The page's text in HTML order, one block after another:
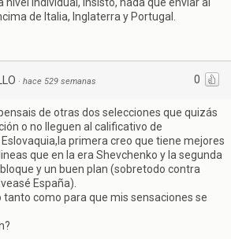
de Italia, Inglaterra y Portugal.
0
· hace 529 semanas
de otras dos selecciones que quizás
o no lleguen al calificativo de
primera creo que tiene mejores
que en la era Shevchenko y la segunda
y un buen plan (sobretodo contra
España).
tanto como para que mis sensaciones se